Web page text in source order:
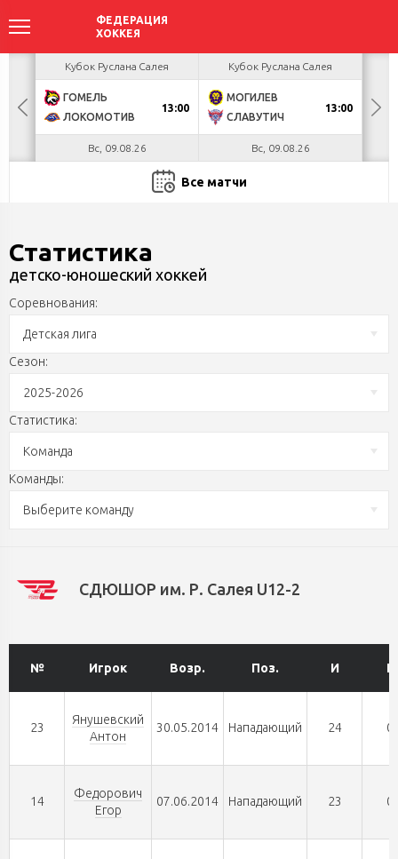
БУЛ
Кубок Руслана Салея
ГОМЕЛЬ
ЛОКОМОТИВ
13:00
Вс, 09.08.26
Кубок Руслана Салея
МОГИЛЕВ
СЛАВУТИЧ
13:00
Вс, 09.08.26
Все матчи
Статистика
детско-юношеский хоккей
Соревнования:
Детская лига
Сезон:
2025-2026
Статистика:
Команда
Команды:
Выберите команду
СДЮШОР им. Р. Салея U12-2
№ Игрок Возр. Поз. И Г
23
Янушевский
Антон
30.05.2014 Нападающий 24 0
14
Федорович
Егор
07.06.2014 Нападающий 23 0